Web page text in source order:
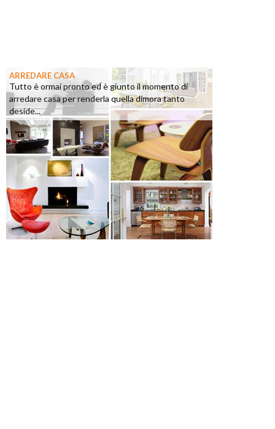
ARREDARE CASA
Tutto è ormai pronto ed è giunto il momento di
arredare casa per renderla quella dimora tanto
deside...